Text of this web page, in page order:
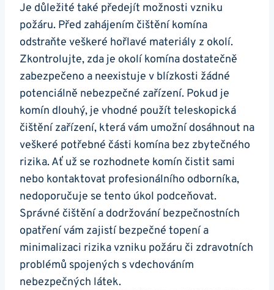
Je důležité také předejít možnosti vzniku
požáru. Před zahájením čištění komína
odstraňte veškeré hořlavé materiály z okolí.
Zkontrolujte, zda je okolí komína dostatečně
zabezpečeno a neexistuje v blízkosti žádné
potenciálně nebezpečné zařízení. Pokud je
komín dlouhý, je vhodné použít teleskopická
čištění zařízení, která vám umožní dosáhnout na
veškeré potřebné části komína bez zbytečného
rizika. Ať už se rozhodnete komín čistit sami
nebo kontaktovat profesionálního odborníka,
nedoporučuje se tento úkol podceňovat.
Správné čištění a dodržování bezpečnostních
opatření vám zajistí bezpečné topení a
minimalizaci rizika vzniku požáru či zdravotních
problémů spojených s vdechováním
nebezpečných látek.